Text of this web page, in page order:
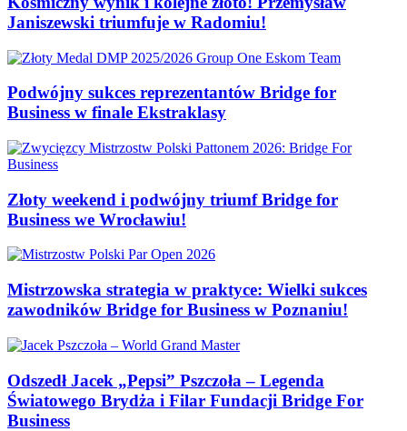
Janiszewski triumfuje w Radomiu!
Podwójny sukces reprezentantów Bridge for
Business w finale Ekstraklasy
Złoty weekend i podwójny triumf Bridge for
Business we Wrocławiu!
Mistrzowska strategia w praktyce: Wielki sukces
zawodników Bridge for Business w Poznaniu!
Odszedł Jacek „Pepsi” Pszczoła – Legenda
Światowego Brydża i Filar Fundacji Bridge For
Business